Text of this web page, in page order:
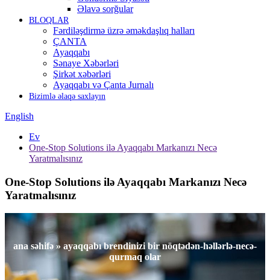
Əlavə sorğular
BLOQLAR
Fərdiləşdirmə üzrə əməkdaşlıq halları
ÇANTA
Ayaqqabı
Sənaye Xəbərləri
Şirkət xəbərləri
Ayaqqabı və Çanta Jurnalı
Bizimlə əlaqə saxlayın
English
Ev
One-Stop Solutions ilə Ayaqqabı Markanızı Necə
Yaratmalısınız
One-Stop Solutions ilə Ayaqqabı Markanızı Necə
Yaratmalısınız
ana səhifə » ayaqqabı brendinizi bir nöqtədən-həllərlə-necə-
qurmaq olar